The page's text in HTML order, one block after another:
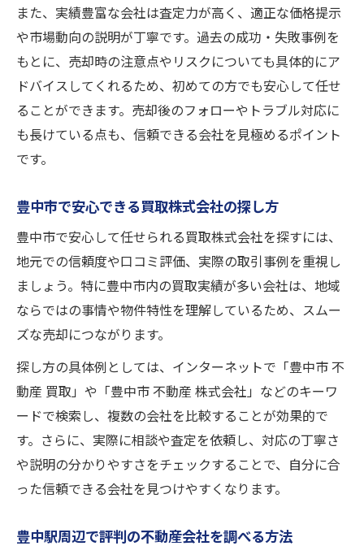
また、実績豊富な会社は査定力が高く、適正な価格提示
や市場動向の説明が丁寧です。過去の成功・失敗事例を
もとに、売却時の注意点やリスクについても具体的にア
ドバイスしてくれるため、初めての方でも安心して任せ
ることができます。売却後のフォローやトラブル対応に
も長けている点も、信頼できる会社を見極めるポイント
です。
豊中市で安心できる買取株式会社の探し方
豊中市で安心して任せられる買取株式会社を探すには、
地元での信頼度や口コミ評価、実際の取引事例を重視し
ましょう。特に豊中市内の買取実績が多い会社は、地域
ならではの事情や物件特性を理解しているため、スムー
ズな売却につながります。
探し方の具体例としては、インターネットで「豊中市 不
動産 買取」や「豊中市 不動産 株式会社」などのキーワ
ードで検索し、複数の会社を比較することが効果的で
す。さらに、実際に相談や査定を依頼し、対応の丁寧さ
や説明の分かりやすさをチェックすることで、自分に合
った信頼できる会社を見つけやすくなります。
豊中駅周辺で評判の不動産会社を調べる方法